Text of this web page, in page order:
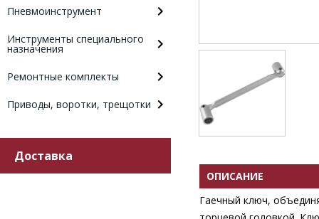
Пневмоинструмент
Инструменты специального
назначения
Ремонтные комплекты
Приводы, воротки, трещотки
Доставка
ОПИСАНИЕ
Гаечный ключ,